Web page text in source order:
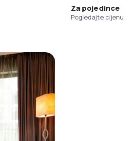
Za pojedince
Pogledajte cijenu